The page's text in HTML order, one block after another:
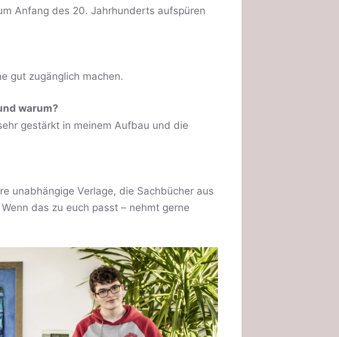
Anfang des 20. Jahrhunderts aufspüren
gut zugänglich machen.
warum?
gestärkt in meinem Aufbau und die
unabhängige Verlage, die Sachbücher aus
das zu euch passt – nehmt gerne